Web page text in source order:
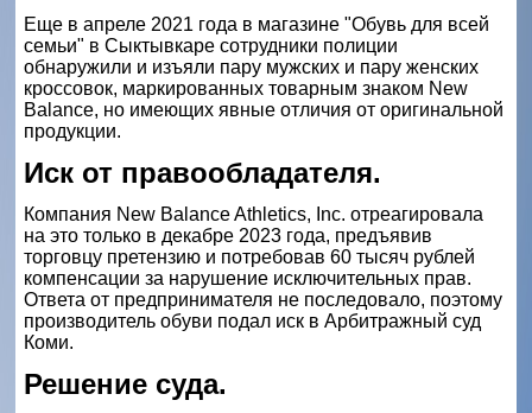
Еще в апреле 2021 года в магазине "Обувь для всей
семьи" в Сыктывкаре сотрудники полиции
обнаружили и изъяли пару мужских и пару женских
кроссовок, маркированных товарным знаком New
Balance, но имеющих явные отличия от оригинальной
продукции.
Иск от правообладателя.
Компания New Balance Athletics, Inc. отреагировала
на это только в декабре 2023 года, предъявив
торговцу претензию и потребовав 60 тысяч рублей
компенсации за нарушение исключительных прав.
Ответа от предпринимателя не последовало, поэтому
производитель обуви подал иск в Арбитражный суд
Коми.
Решение суда.